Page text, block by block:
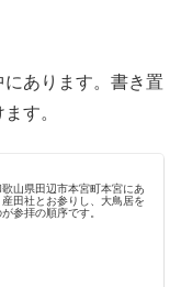
あります。書き置
す。
山県田辺市本宮町本宮にあ
田社とお参りし、大鳥居を
参拝の順序です。